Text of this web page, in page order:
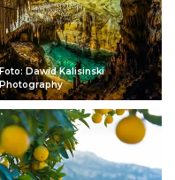
Foto: Dawid Kalisinski
Photography